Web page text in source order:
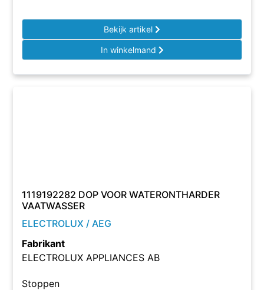
Bekijk artikel
In winkelmand
1119192282 DOP VOOR WATERONTHARDER
VAATWASSER
ELECTROLUX / AEG
Fabrikant
ELECTROLUX APPLIANCES AB
Stoppen